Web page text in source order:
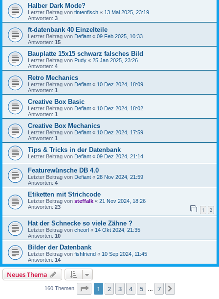
Halber Dark Mode?
Letzter Beitrag von tintenfisch « 13 Mai 2025, 23:19
Antworten: 3
ft-datenbank 40 Einzelteile
Letzter Beitrag von Defiant « 09 Feb 2025, 10:33
Antworten: 15
Bauplatte 15x15 schwarz falsches Bild
Letzter Beitrag von Pudy « 25 Jan 2025, 23:26
Antworten: 4
Retro Mechanics
Letzter Beitrag von Defiant « 10 Dez 2024, 18:09
Antworten: 1
Creative Box Basic
Letzter Beitrag von Defiant « 10 Dez 2024, 18:02
Antworten: 1
Creative Box Mechanics
Letzter Beitrag von Defiant « 10 Dez 2024, 17:59
Antworten: 1
Tips & Tricks in der Datenbank
Letzter Beitrag von Defiant « 09 Dez 2024, 21:14
Featurewünsche DB 4.0
Letzter Beitrag von Defiant « 28 Nov 2024, 21:59
Antworten: 4
Etiketten mit Strichcode
Letzter Beitrag von steffalk « 21 Nov 2024, 18:26
Antworten: 23 1 2
Hat der Schnecke so viele Zähne ?
Letzter Beitrag von cheorl « 14 Okt 2024, 21:35
Antworten: 10
Bilder der Datenbank
Letzter Beitrag von fishfriend « 10 Sep 2024, 11:45
Antworten: 14
Neues Thema
160 Themen Seite 1von
1 2 3 4 5 7